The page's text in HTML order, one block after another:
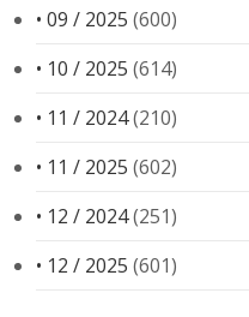
• 09 / 2025 (600)
• 10 / 2025 (614)
• 11 / 2024(210)
• 11 / 2025 (602)
• 12 / 2024(251)
• 12 / 2025 (601)